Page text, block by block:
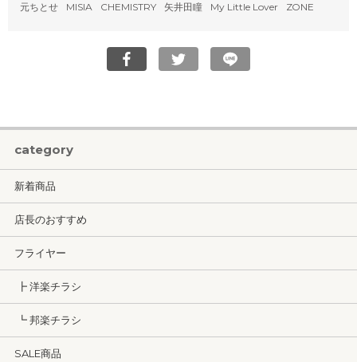
元ちとせ
MISIA CHEMISTRY 矢井田瞳 My Little Lover ZONE
category
新着商品
店長のおすすめ
フライヤー
┣ 洋楽チラシ
┗ 邦楽チラシ
SALE商品